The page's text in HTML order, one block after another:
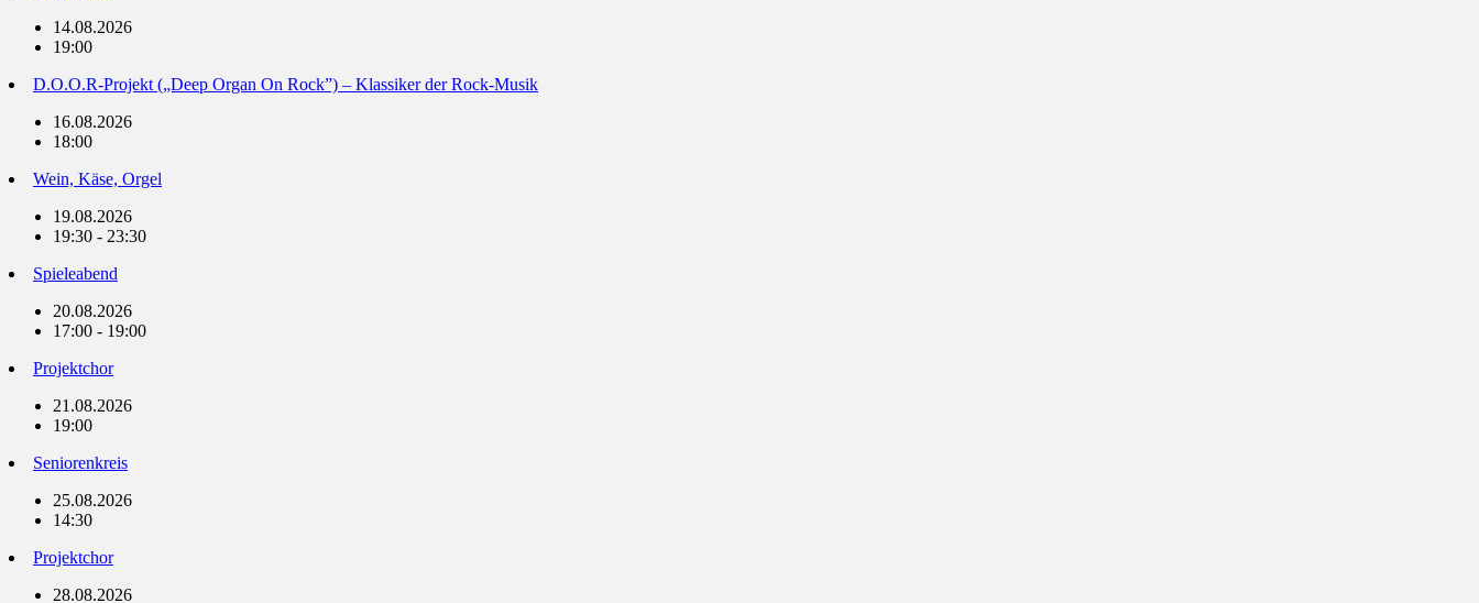
14.08.2026
19:00
D.O.O.R-Projekt („Deep Organ On Rock”) – Klassiker der Rock-Musik
16.08.2026
18:00
Wein, Käse, Orgel
19.08.2026
19:30 - 23:30
Spieleabend
20.08.2026
17:00 - 19:00
Projektchor
21.08.2026
19:00
Seniorenkreis
25.08.2026
14:30
Projektchor
28.08.2026